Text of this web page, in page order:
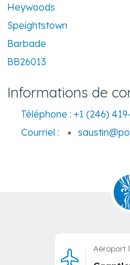
Heywoods
Speightstown
Barbade
BB26013
Informations de
Téléphone : +1 (246)
Courriel :
Aéroport